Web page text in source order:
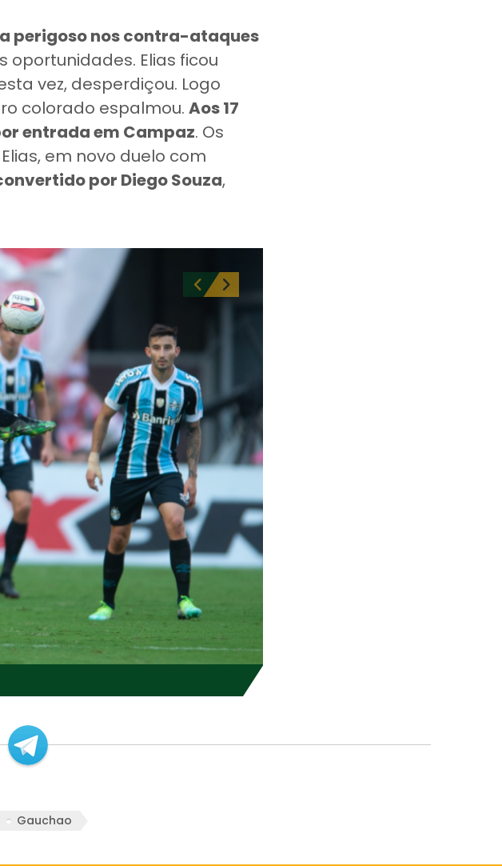
perigoso nos contra-ataques
Elias ficou
vez, desperdiçou. Logo
colorado espalmou. Aos 17
entrada em Campaz. Os
em novo duelo com
por Diego Souza,
Gauchao